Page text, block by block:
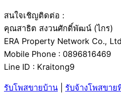
สนใจเชิญติดต่อ :
คุณสาธิต สงวนศักดิ์พัฒน์ (ไกร)
ERA Property Network Co.,
Mobile Phone : 0896816469
Line ID : Kraitong9
รับโพสขายบ้าน
รับจ้างโพสขา